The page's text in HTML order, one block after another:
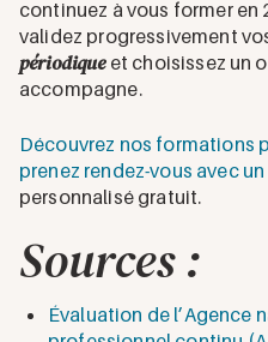
continuez à vous former
validez progressivement
périodiqueet choisissez un
accompagne.
Découvrez nos formations
prenez rendez-vous avec
personnalisé gratuit.
Sources :
Évaluation de l’Agence